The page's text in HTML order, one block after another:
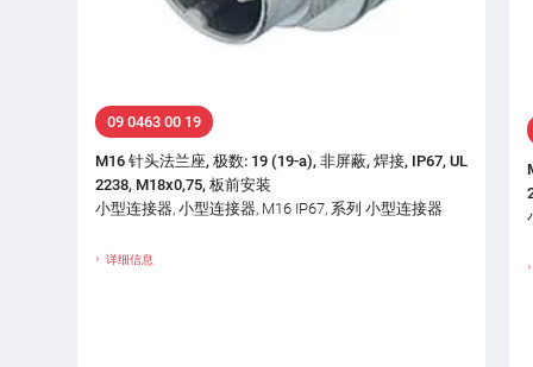
09 0463 00 19
M16 针头法兰座, 极数: 19 (19-a), 非屏蔽, 焊接, IP67, UL
2238, M18x0,75, 板前安装
小型连接器, 小型连接器, M16 IP67, 系列 小型连接器
详细信息